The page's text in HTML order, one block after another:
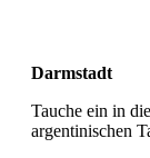
Darmstadt
Tauche ein in
argentinischen